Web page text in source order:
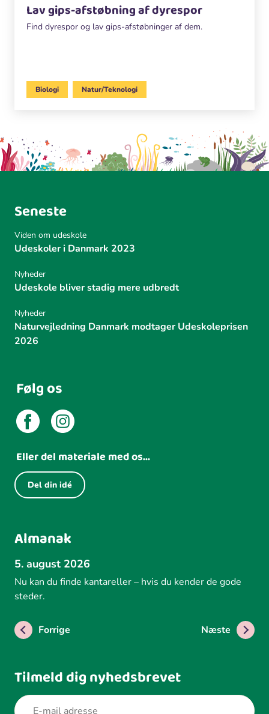
Lav gips-afstøbning af dyrespor
Find dyrespor og lav gips-afstøbninger af dem.
Biologi Natur/Teknologi
Seneste
Viden om udeskole
Udeskoler i Danmark 2023
Nyheder
Udeskole bliver stadig mere udbredt
Nyheder
Naturvejledning Danmark modtager Udeskoleprisen
2026
Følg os
Eller del materiale med os...
Del din idé
Almanak
5. august 2026
Nu kan du finde kantareller – hvis du kender de gode
steder.
Forrige Næste
Tilmeld dig nyhedsbrevet